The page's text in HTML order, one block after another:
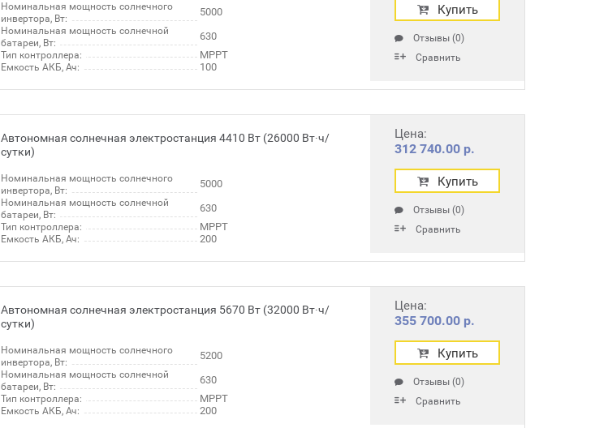
Номинальная мощность солнечного
инвертора, Вт:
5000
Номинальная мощность солнечной
батареи, Вт:
630
Тип контроллера: МРРТ
Емкость АКБ, Ач: 100
Купить
Отзывы (0)
Сравнить
Автономная солнечная электростанция 4410 Вт (26000 Вт∙ч/
сутки)
Номинальная мощность солнечного
инвертора, Вт:
5000
Номинальная мощность солнечной
батареи, Вт:
630
Тип контроллера: МРРТ
Емкость АКБ, Ач: 200
Цена:
312 740.00 р.
Купить
Отзывы (0)
Сравнить
Автономная солнечная электростанция 5670 Вт (32000 Вт∙ч/
сутки)
Номинальная мощность солнечного
инвертора, Вт:
5200
Номинальная мощность солнечной
батареи, Вт:
630
Тип контроллера: МРРТ
Емкость АКБ, Ач: 200
Цена:
355 700.00 р.
Купить
Отзывы (0)
Сравнить